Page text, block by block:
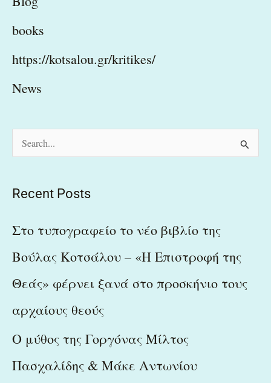
books
https://kotsalou.gr/kritikes/
News
c
f
o
Recent Posts
Στο τυπογραφείο το νέο βιβλίο της
Βούλας Κοτσάλου – «Η Επιστροφή της
Θεάς» φέρνει ξανά στο προσκήνιο τους
αρχαίους θεούς
Ο μύθος της Γοργόνας Μίλτος
Πασχαλίδης & Μάκε Αντωνίου